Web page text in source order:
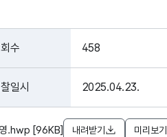
수 458
일시 2025.04.23.
.hwp [96KB] 내려받기 미리보기